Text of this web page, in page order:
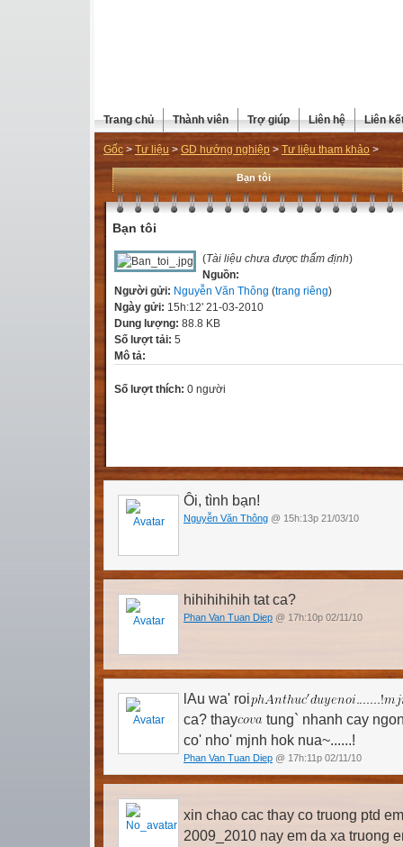
Trang chủ Thành viên Trợ giúp Liên hệ Liên
Gốc > Tư liệu > GD hướng nghiệp > Tư liệu tham khảo >
Bạn tôi
Bạn tôi
(Tài liệu chưa được thẩm định)
Nguồn:
Người gửi: Nguyễn Văn Thông (trang riêng)
Ngày gửi: 15h:12' 21-03-2010
Dung lượng: 88.8 KB
Số lượt tải: 5
Mô tả:
Số lượt thích: 0 người
Ôi, tình bạn!
Nguyễn Văn Thông @ 15h:13p 21/03/10
hihihihihih tat ca?
Phan Van Tuan Diep @ 17h:10p 02/11/10
lAu wa' roi
ca? thay
tung` nhanh cay
co' nho' mjnh hok nua~......!
Phan Van Tuan Diep @ 17h:11p 02/11/10
xin chao cac thay co truong ptd
2009_2010 nay em da xa truong